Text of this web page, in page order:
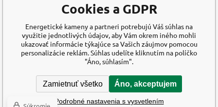
Cookies a GDPR
Energetické kameny a partneri potrebujú Váš súhlas na
využitie jednotlivých údajov, aby Vám okrem iného mohli
ukazovať informácie týkajúce sa Vašich záujmov pomocou
personalizácie reklám. Súhlas udelíte kliknutím na políčko
"Áno, súhlasím".
Zamietnuť všetko Áno, akceptujem
Podrobné nastavenia s vysvetlením